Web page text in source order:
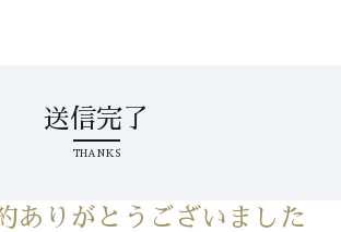
送信完了
THANKS
ありがとうございました